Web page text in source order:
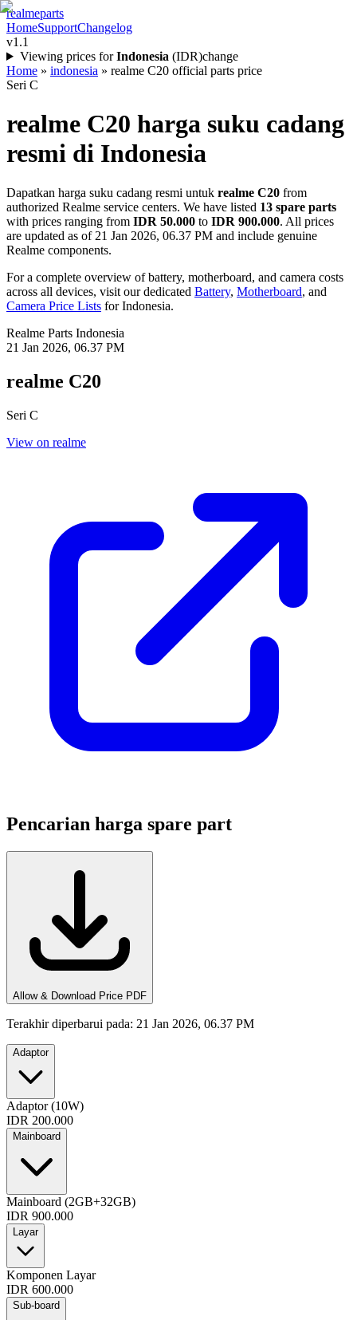
realmeparts
HomeSupportChangelog
v1.1
Viewing prices for Indonesia (IDR)change
Home » indonesia » realme C20 official parts price
Seri C
realme C20 harga suku cadang
resmi di Indonesia
Dapatkan harga suku cadang resmi untuk realme C20 from
authorized Realme service centers. We have listed 13 spare parts
with prices ranging from IDR 50.000 to IDR 900.000. All prices
are updated as of 21 Jan 2026, 06.37 PM and include genuine
Realme components.
For a complete overview of battery, motherboard, and camera costs
across all devices, visit our dedicated Battery, Motherboard, and
Camera Price Lists forIndonesia.
Realme Parts Indonesia
21 Jan 2026, 06.37 PM
realme C20
Seri C
View on realme
Pencarian harga spare part
Allow & Download Price PDF
Terakhir diperbarui pada: 21 Jan 2026, 06.37 PM
Adaptor
Adaptor (10W)
IDR 200.000
Mainboard
Mainboard (2GB+32GB)
IDR 900.000
Layar
Komponen Layar
IDR 600.000
Sub-board